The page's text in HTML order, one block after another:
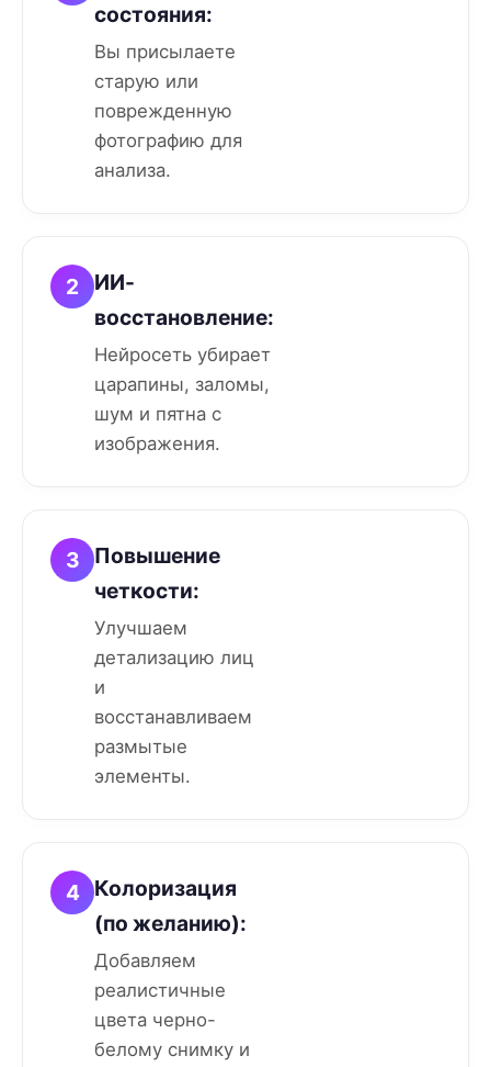
состояния:
Вы присылаете
старую или
поврежденную
фотографию для
анализа.
2
ИИ-
восстановление:
Нейросеть убирает
царапины, заломы,
шум и пятна с
изображения.
3
Повышение
четкости:
Улучшаем
детализацию лиц
и
восстанавливаем
размытые
элементы.
4
Колоризация
(по желанию):
Добавляем
реалистичные
цвета черно-
белому снимку и